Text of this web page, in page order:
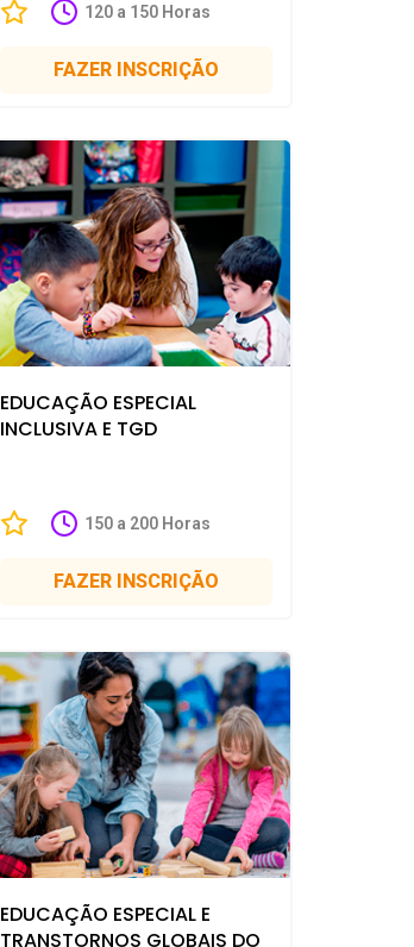
120 a 150 Horas
FAZER INSCRIÇÃO
EDUCAÇÃO ESPECIAL
INCLUSIVA E TGD
150 a 200 Horas
FAZER INSCRIÇÃO
EDUCAÇÃO ESPECIAL E
TRANSTORNOS GLOBAIS DO